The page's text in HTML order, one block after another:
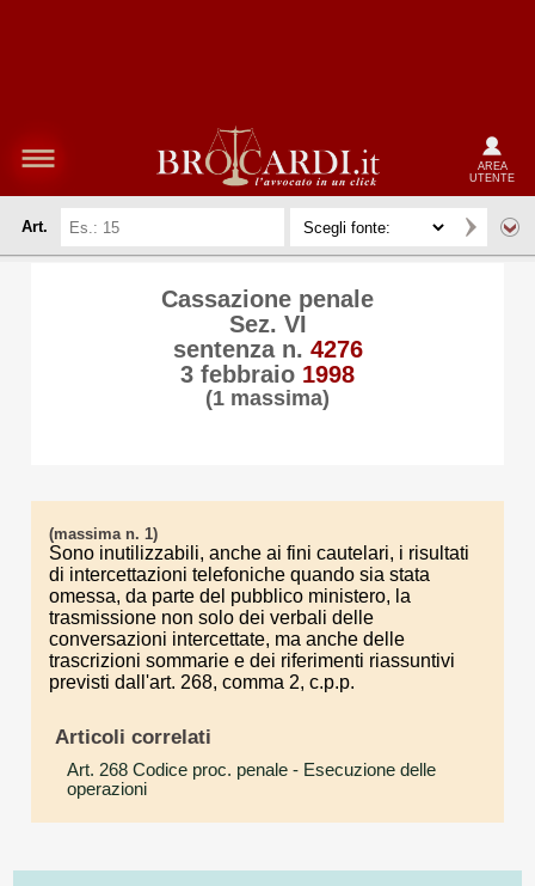
AREA
UTENTE
Art.
Cassazione penale
Sez. VI
sentenza n. 4276
3 febbraio 1998
(1 massima)
(massima n. 1)
Sono inutilizzabili, anche ai fini cautelari, i risultati
di intercettazioni telefoniche quando sia stata
omessa, da parte del pubblico ministero, la
trasmissione non solo dei verbali delle
conversazioni intercettate, ma anche delle
trascrizioni sommarie e dei riferimenti riassuntivi
previsti dall'art. 268, comma 2, c.p.p.
Articoli correlati
Art. 268 Codice proc. penale - Esecuzione delle
operazioni